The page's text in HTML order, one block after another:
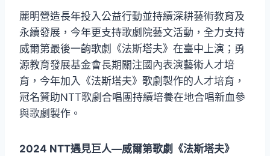
麗明營造長年投入公益行動並持續深耕藝術教育及
永續發展，今年更支持歌劇院藝文活動，全力支持
威爾第最後一齣歌劇《法斯塔夫》在臺中上演；勇
源教育發展基金會長期關注國內表演藝術人才培
育，今年加入《法斯塔夫》歌劇製作的人才培育，
冠名贊助NTT歌劇合唱團持續培養在地合唱新血參
與歌劇製作。
2024 NTT遇見巨人—威爾第歌劇《法斯塔夫》